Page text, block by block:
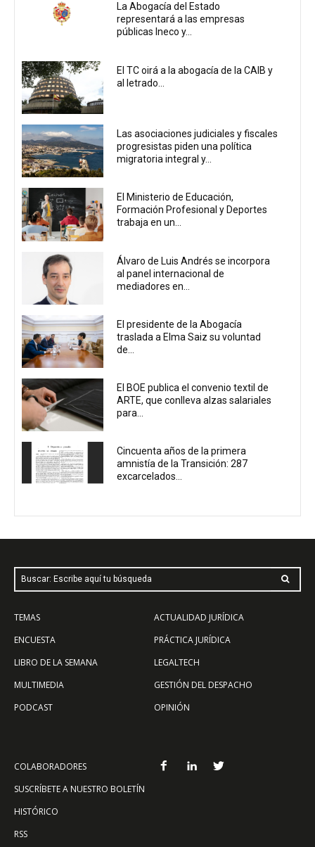
La Abogacía del Estado
representará a las empresas
públicas Ineco y...
El TC oirá a la abogacía de la CAIB y
al letrado...
Las asociaciones judiciales y fiscales
progresistas piden una política
migratoria integral y...
El Ministerio de Educación,
Formación Profesional y Deportes
trabaja en un...
Álvaro de Luis Andrés se incorpora
al panel internacional de
mediadores en...
El presidente de la Abogacía
traslada a Elma Saiz su voluntad
de...
El BOE publica el convenio textil de
ARTE, que conlleva alzas salariales
para...
Cincuenta años de la primera
amnistía de la Transición: 287
excarcelados...
Buscar: Escribe aquí tu búsqueda
TEMAS
ENCUESTA
LIBRO DE LA SEMANA
MULTIMEDIA
PODCAST
ACTUALIDAD JURÍDICA
PRÁCTICA JURÍDICA
LEGALTECH
GESTIÓN DEL DESPACHO
OPINIÓN
COLABORADORES
SUSCRÍBETE A NUESTRO BOLETÍN
HISTÓRICO
RSS